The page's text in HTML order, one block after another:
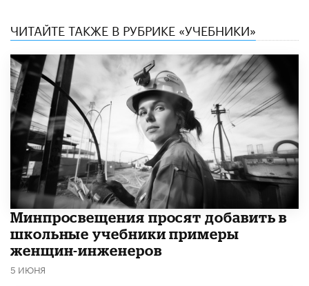
ЧИТАЙТЕ ТАКЖЕ В РУБРИКЕ «УЧЕБНИКИ»
Минпросвещения просят добавить в
школьные учебники примеры
женщин-инженеров
5 ИЮНЯ